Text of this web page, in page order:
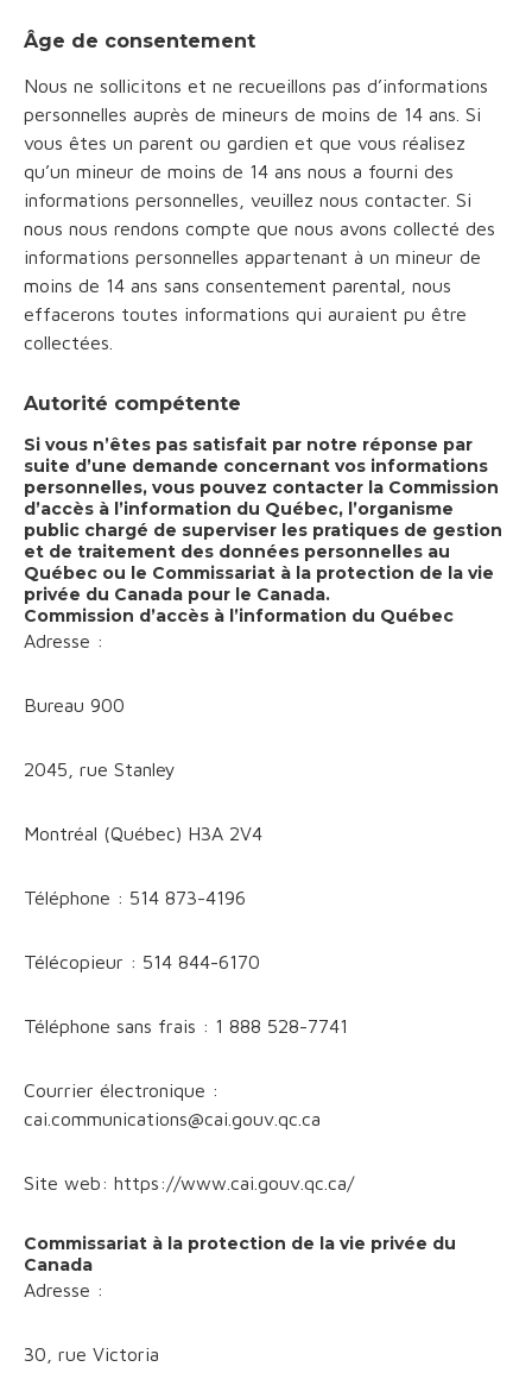
Âge de consentement
Nous ne sollicitons et ne recueillons pas d’informations
personnelles auprès de mineurs de moins de 14 ans. Si
vous êtes un parent ou gardien et que vous réalisez
qu’un mineur de moins de 14 ans nous a fourni des
informations personnelles, veuillez nous contacter. Si
nous nous rendons compte que nous avons collecté des
informations personnelles appartenant à un mineur de
moins de 14 ans sans consentement parental, nous
effacerons toutes informations qui auraient pu être
collectées.
Autorité compétente
Si vous n’êtes pas satisfait par notre réponse par
suite d’une demande concernant vos informations
personnelles, vous pouvez contacter la Commission
d’accès à l’information du Québec, l’organisme
public chargé de superviser les pratiques de gestion
et de traitement des données personnelles au
Québec ou le Commissariat à la protection de la vie
privée du Canada pour le Canada.
Commission d’accès à l’information du Québec
Adresse :
Bureau 900
2045, rue Stanley
Montréal (Québec) H3A 2V4
Téléphone : 514 873-4196
Télécopieur : 514 844-6170
Téléphone sans frais : 1 888 528-7741
Courrier électronique :
cai.communications@cai.gouv.qc.ca
Site web: https://www.cai.gouv.qc.ca/
Commissariat à la protection de la vie privée du
Canada
Adresse :
30, rue Victoria